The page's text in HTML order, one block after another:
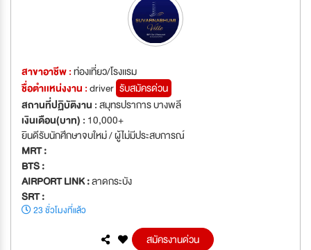
สาขาอาชีพ :ท่องเที่ยว/โรงเเรม
ชื่อตำเเหน่งงาน :driver รับสมัครด่วน
สถานที่ปฏิบัติงาน :สมุทรปราการ บางพลี
เงินเดือน(บาท) : 10,000+
ยินดีรับนักศึกษาจบใหม่ / ผู้ไม่มีประสบการณ์
MRT :
BTS :
AIRPORT LINK :ลาดกระบัง
SRT :
23 ชั่วโมงที่แล้ว
สมัครงานด่วน